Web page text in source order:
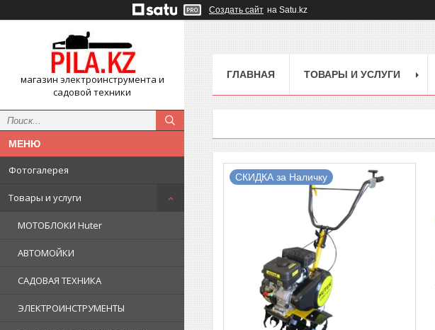
Создать сайт на Satu.kz
магазин электроинструмента и
садовой техники
Фотогалерея
Товары и услуги
МОТОБЛОКИ Huter
АВТОМОЙКИ
САДОВАЯ ТЕХНИКА
ЭЛЕКТРОИНСТРУМЕНТЫ
ГЛАВНАЯ ТОВАРЫ И УСЛУГИ
СКИДКА за Наличку